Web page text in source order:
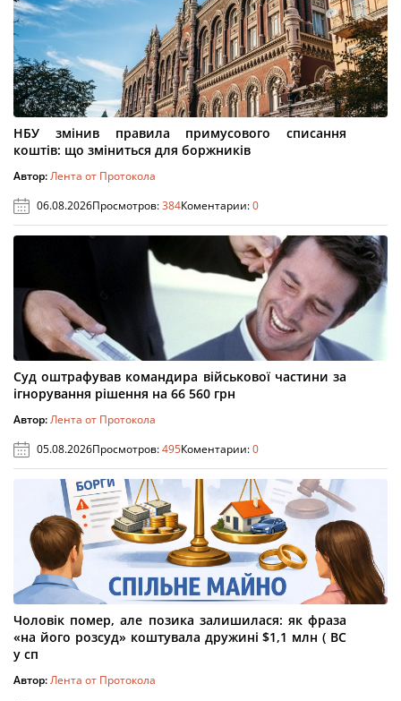
НБУ змінив правила примусового списання
коштів: що зміниться для боржників
Автор:Лента от Протокола
06.08.2026Просмотров:384Коментарии:0
Суд оштрафував командира військової частини за
ігнорування рішення на 66 560 грн
Автор:Лента от Протокола
05.08.2026Просмотров:495Коментарии:0
Чоловік помер, але позика залишилася: як фраза
«на його розсуд» коштувала дружині $1,1 млн ( ВС
у сп
Автор:Лента от Протокола